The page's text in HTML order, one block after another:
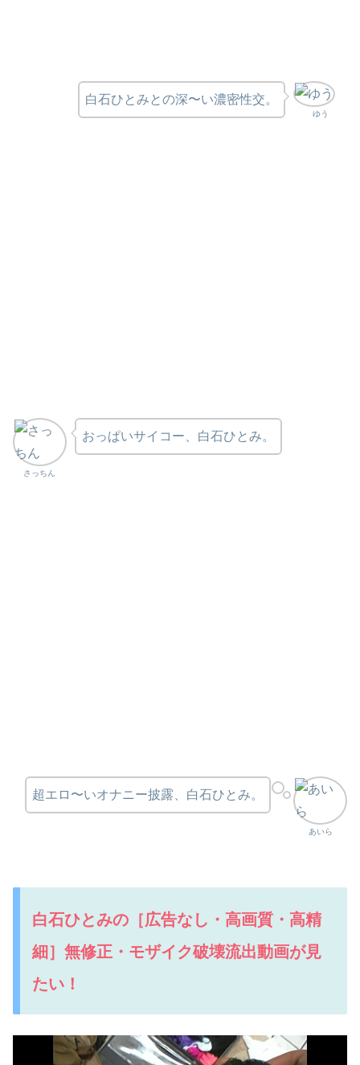
ゆう
白石ひとみとの深〜い濃密性交。
さっちん
おっぱいサイコー、白石ひとみ。
あいら
超エロ〜いオナニー披露、白石ひとみ。
白石ひとみの［広告なし・高画質・高精
細］無修正・モザイク破壊流出動画が見
たい！